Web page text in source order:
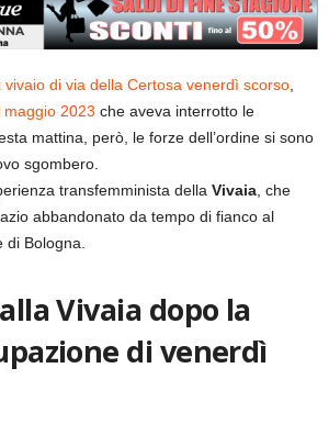
vivaio di via della Certosa venerdì scorso,
2023 che aveva interrotto le
mattina, però, le forze dell’ordine si sono
sgombero.
transfemminista della Vivaia, che
abbandonato da tempo di fianco al
di Bologna.
Vivaia dopo la
di venerdì